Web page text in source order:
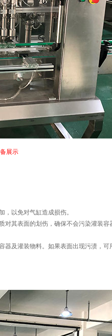
展示
以免对气缸造成损伤。
对其表面的划伤，确保不会污染灌装容
器及灌装物料。如果表面出现污渍，可